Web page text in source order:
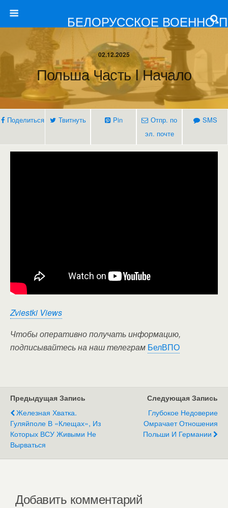
БЕЛОРУССКОЕ ВОЕННО-
02.12.2025
Польша Часть I Начало
Поделиться Твитнуть Pin
Отпр. по
эл. почте
SMS
Zviestki Views
Чтобы оперативно получать информацию,
подписывайтесь на наш телеграм БелВПО
Предыдущая Запись
Железная Хватка.
Гуляйполе В «клещах», Из
Которых ВСУ Живыми Не
Вырваться
Следующая Запись
Глубокое Недоверие
Омрачает Отношения
Польши И Германии
Добавить комментарий